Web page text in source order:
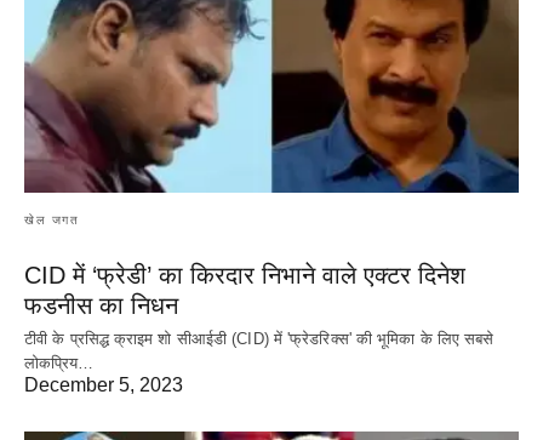
खेल जगत
CID में ‘फ्रेडी’ का किरदार निभाने वाले एक्टर दिनेश
फडनीस का निधन
टीवी के प्रसिद्ध क्राइम शो सीआईडी (CID) में 'फ्रेडरिक्स' की भूमिका के लिए सबसे
लोकप्रिय…
December 5, 2023